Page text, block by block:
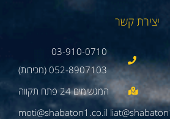
יצירת קשר
03-910-0710
052-8907103 (מכירות)
moti@shabaton1.co.il